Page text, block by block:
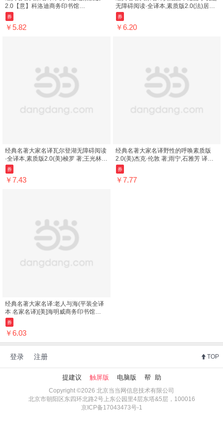
2.0【意】科洛迪商务印书馆
9787100117005
券
￥5.82
无障碍阅读·全译本,素质版2.0(法)居伊·
德·莫泊桑(Guy De M商务印...
券
￥6.20
经典名著大家名译瓦尔登湖无障碍阅读
·全译本,素质版2.0(美)梭罗 著;王光林
译商务印书馆9787100124737
券
￥7.43
经典名著大家名译野性的呼唤素质版
2.0(美)杰克·伦敦 著;雨宁,石雅芳 译商
务印书馆9787100110228 ; 978-7-1...
券
￥7.77
经典名著大家名译:老人与海(平装全译
本 名家名译)[美]海明威商务印书馆
9787100106542 ; 978-7-100-10654-
2
券
￥6.03
登录 注册 TOP
提建议 触屏版 电脑版 帮 助
Copyright ©2026 北京当当网信息技术有限公司
北京市朝阳区东四环北路2号上东公园里4层东塔&5层，100016
京ICP备17043473号-1